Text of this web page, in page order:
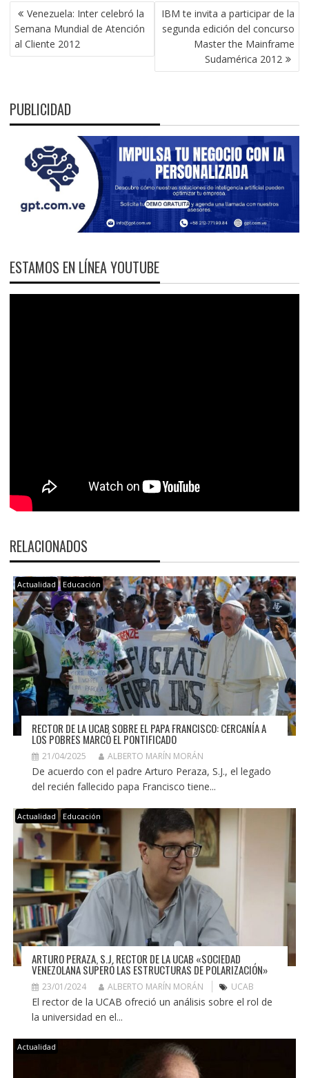
NAVEGACIÓN
DE
ENTRADAS
Venezuela: Inter celebró la
Semana Mundial de Atención
al Cliente 2012
IBM te invita a participar de la
segunda edición del concurso
Master the Mainframe
Sudamérica 2012
PUBLICIDAD
ESTAMOS EN LÍNEA YOUTUBE
RELACIONADOS
Actualidad Educación
RECTOR DE LA UCAB SOBRE EL PAPA FRANCISCO: CERCANÍA A
LOS POBRES MARCÓ EL PONTIFICADO
21/04/2025 ALBERTO MARÍN MORÁN
De acuerdo con el padre Arturo Peraza, S.J., el legado
del recién fallecido papa Francisco tiene...
Actualidad Educación
ARTURO PERAZA, S.J. RECTOR DE LA UCAB «SOCIEDAD
VENEZOLANA SUPERÓ LAS ESTRUCTURAS DE POLARIZACIÓN»
23/01/2024 ALBERTO MARÍN MORÁN UCAB
El rector de la UCAB ofreció un análisis sobre el rol de
la universidad en el...
Actualidad